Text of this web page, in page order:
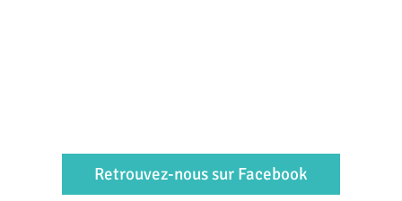
Retrouvez-nous sur Facebook